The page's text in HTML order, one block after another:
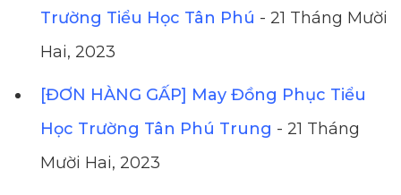
Trường Tiểu Học Tân Phú - 21 Tháng Mười
Hai, 2023
[ĐƠN HÀNG GẤP] May Đồng Phục Tiểu
Học Trường Tân Phú Trung - 21 Tháng
Mười Hai, 2023